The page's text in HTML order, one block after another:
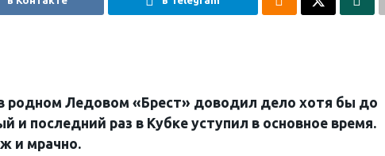
в родном Ледовом «Брест» доводил дело хотя бы до
и последний раз в Кубке уступил в основное время.
и мрачно.